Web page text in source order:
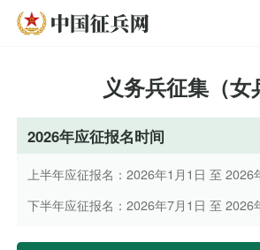
义务兵征集（女
2026年应征报名时间
上半年应征报名：2026年1月1日 至
下半年应征报名：2026年7月1日 至 2026